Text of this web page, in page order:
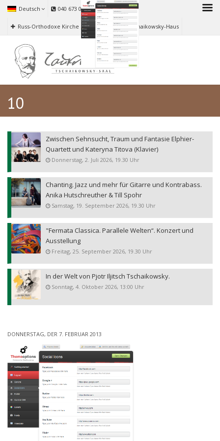
Deutsch 040 673 06 626
Russ-Orthodoxe Kirche zu Hamburg Tschaikowsky-Haus
10
Zwischen Sehnsucht, Traum und Fantasie Elphier-
Quartett und Kateryna Titova (Klavier)
Donnerstag, 2. Juli 2026, 19.30 Uhr
Chanting. Jazz und mehr für Gitarre und Kontrabass.
Anika Hutschreuther & Till Spohr
Samstag, 19. September 2026, 19.30 Uhr
"Fermata Classica. Parallele Welten“. Konzert und
Ausstellung
Freitag, 25. September 2026, 19.30 Uhr
In der Welt von Pjotr Iljitsch Tschaikowsky.
Sonntag, 4. Oktober 2026, 13:00 Uhr
DONNERSTAG, DER 7. FEBRUAR 2013